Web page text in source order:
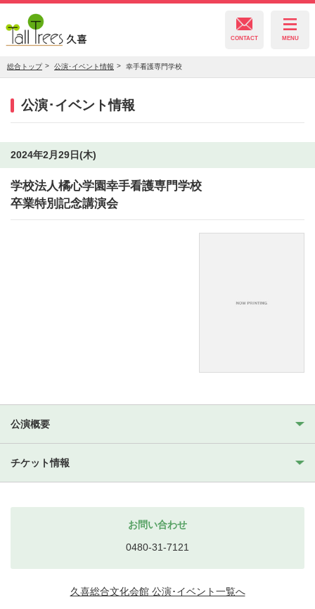
MENU
CONTACT
総合トップ 公演･イベント情報 幸手看護専門学校
公演･イベント情報
2024年2月29日(木)
学校法人橘心学園幸手看護専門学校
卒業特別記念講演会
公演概要
チケット情報
お問い合わせ
0480-31-7121
久喜総合文化会館 公演･イベント一覧へ
久喜総合文化会館
栗橋文化会館